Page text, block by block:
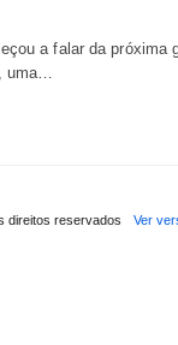
a falar da próxima
uma…
direitos reservados Ver